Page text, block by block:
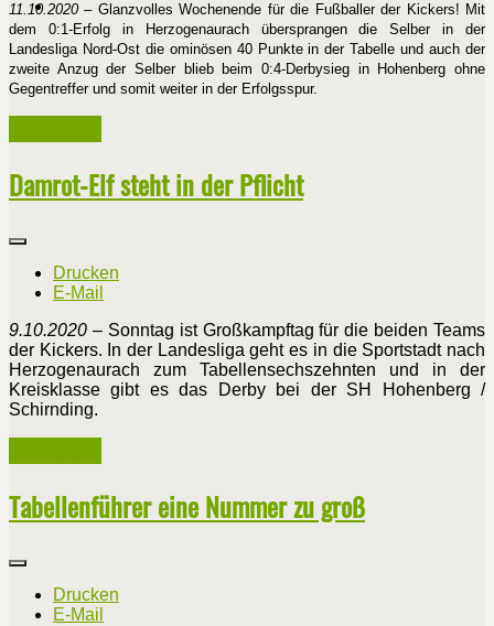
11.10.2020– Glanzvolles Wochenende für die Fußballer der Kickers! Mit
dem 0:1-Erfolg in Herzogenaurach übersprangen die Selber in der
Landesliga Nord-Ost die ominösen 40 Punkte in der Tabelle und auch der
zweite Anzug der Selber blieb beim 0:4-Derbysieg in Hohenberg ohne
Gegentreffer und somit weiter in der Erfolgsspur.
Damrot-Elf steht in der Pflicht
Drucken
E-Mail
9.10.2020 – Sonntag ist Großkampftag für die beiden Teams
der Kickers. In der Landesliga geht es in die Sportstadt nach
Herzogenaurach zum Tabellensechszehnten und in der
Kreisklasse gibt es das Derby bei der SH Hohenberg /
Schirnding.
Tabellenführer eine Nummer zu groß
Drucken
E-Mail